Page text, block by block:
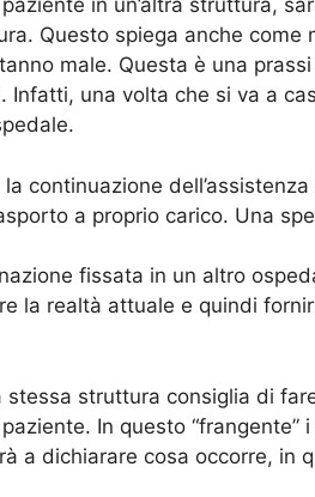
in un’altra struttura,
Questo spiega anche come
male. Questa è una
Infatti, una volta che si va a
continuazione
a proprio carico. Una
fissata in un altro
la realtà attuale e quindi
struttura consiglia di
In questo “frangente”
a dichiarare cosa occorre,